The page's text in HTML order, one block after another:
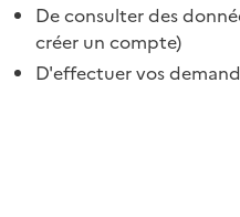
De consulter des
créer un compte)
D'effectuer vos